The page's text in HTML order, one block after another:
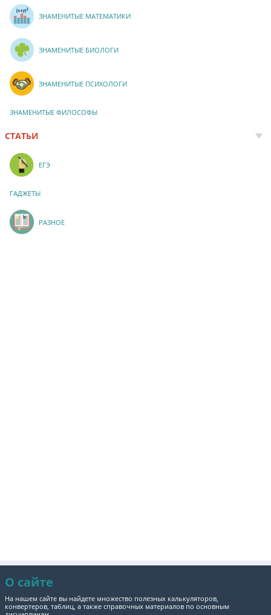
ЗНАМЕНИТЫЕ МАТЕМАТИКИ
ЗНАМЕНИТЫЕ БИОЛОГИ
ЗНАМЕНИТЫЕ ПСИХОЛОГИ
ЗНАМЕНИТЫЕ ФИЛОСОФЫ
СТАТЬИ
ЕГЭ
ГАДЖЕТЫ
РАЗНОЕ
О сайте
На нашем сайте вы найдете множество полезных калькуляторов,
конвертеров, таблиц, а также справочных материалов по основным